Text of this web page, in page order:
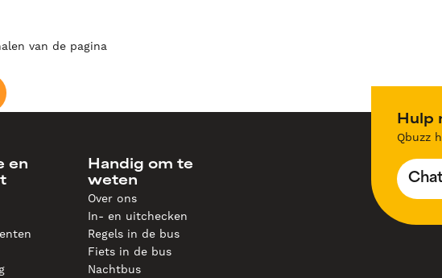
van de pagina
en
Handig om te
weten
Over ons
In- en uitchecken
Regels in de bus
Fiets in de bus
Nachtbus
Hulp
Qbuzz